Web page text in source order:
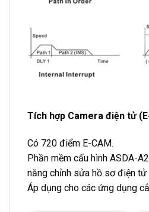
Tích hợp Camera điện tử
Có 720 điểm E-CAM.
Phần mềm cấu hình ASDA-
năng chỉnh sửa hồ sơ điện tử
Áp dụng cho các ứng dụng